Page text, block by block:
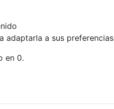
adaptarla a sus preferencias
en 0.